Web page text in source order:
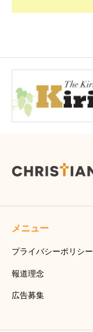
メニュー
プライバシーポリシー
報道理念
広告募集